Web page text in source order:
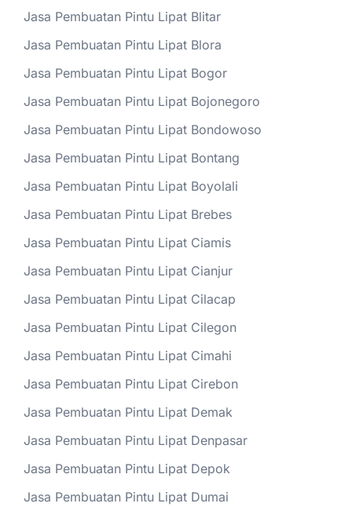
Jasa Pembuatan Pintu Lipat Blitar
Jasa Pembuatan Pintu Lipat Blora
Jasa Pembuatan Pintu Lipat Bogor
Jasa Pembuatan Pintu Lipat Bojonegoro
Jasa Pembuatan Pintu Lipat Bondowoso
Jasa Pembuatan Pintu Lipat Bontang
Jasa Pembuatan Pintu Lipat Boyolali
Jasa Pembuatan Pintu Lipat Brebes
Jasa Pembuatan Pintu Lipat Ciamis
Jasa Pembuatan Pintu Lipat Cianjur
Jasa Pembuatan Pintu Lipat Cilacap
Jasa Pembuatan Pintu Lipat Cilegon
Jasa Pembuatan Pintu Lipat Cimahi
Jasa Pembuatan Pintu Lipat Cirebon
Jasa Pembuatan Pintu Lipat Demak
Jasa Pembuatan Pintu Lipat Denpasar
Jasa Pembuatan Pintu Lipat Depok
Jasa Pembuatan Pintu Lipat Dumai